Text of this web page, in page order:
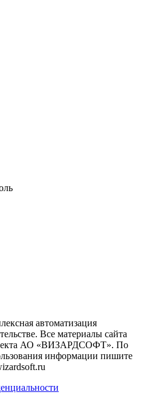
автоматизация
Все материалы сайта
АО «ВИЗАРДСОФТ». По
информации пишите